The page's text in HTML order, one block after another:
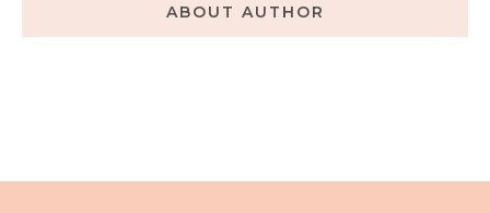
ABOUT AUTHOR